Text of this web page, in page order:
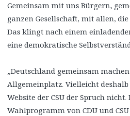
Gemeinsam mit uns Bürgern,
ganzen Gesellschaft, mit allen,
Das klingt nach einem
eine demokratische
„Deutschland gemeinsam
Allgemeinplatz. Vielleicht
Website der CSU der Spruch nicht.
Wahlprogramm von CDU und